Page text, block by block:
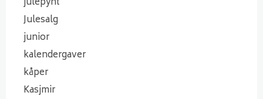
Julesalg
junior
kalendergaver
kåper
Kasjmir